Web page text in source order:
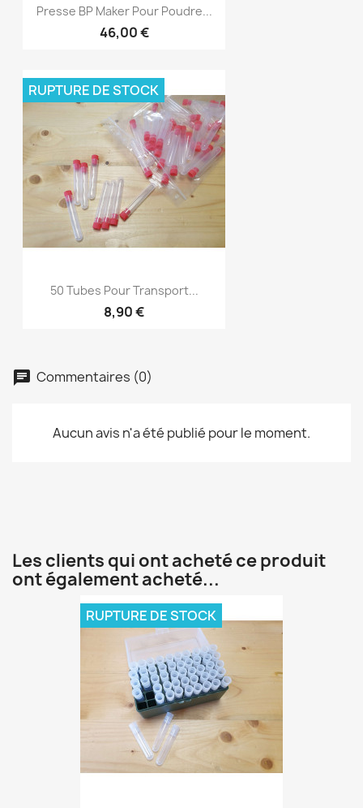
Presse BP Maker Pour Poudre...
46,00 €
50 Tubes Pour Transport...
8,90 €
RUPTURE DE STOCK
chat Commentaires (0)
Aucun avis n'a été publié pour le moment.
Les clients qui ont acheté ce produit
ont également acheté...
RUPTURE DE STOCK